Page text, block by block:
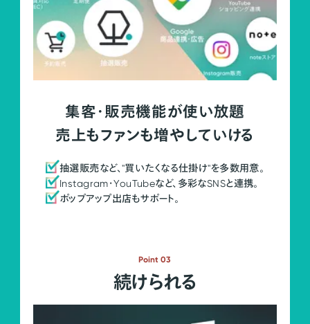
集客・販売機能が使い放題
売上もファンも増やしていける
抽選販売など、"買いたくなる仕掛け"を多数用意。
Instagram・YouTubeなど、多彩なSNSと連携。
ポップアップ出店もサポート。
Point 03
続けられる